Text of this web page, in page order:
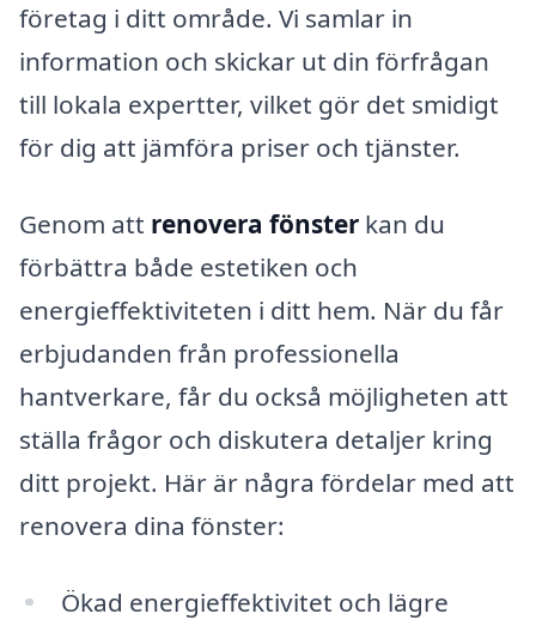
företag i ditt område. Vi samlar in
information och skickar ut din förfrågan
till lokala expertter, vilket gör det smidigt
för dig att jämföra priser och tjänster.
Genom att renovera fönster kan du
förbättra både estetiken och
energieffektiviteten i ditt hem. När du får
erbjudanden från professionella
hantverkare, får du också möjligheten att
ställa frågor och diskutera detaljer kring
ditt projekt. Här är några fördelar med att
renovera dina fönster:
Ökad energieffektivitet och lägre